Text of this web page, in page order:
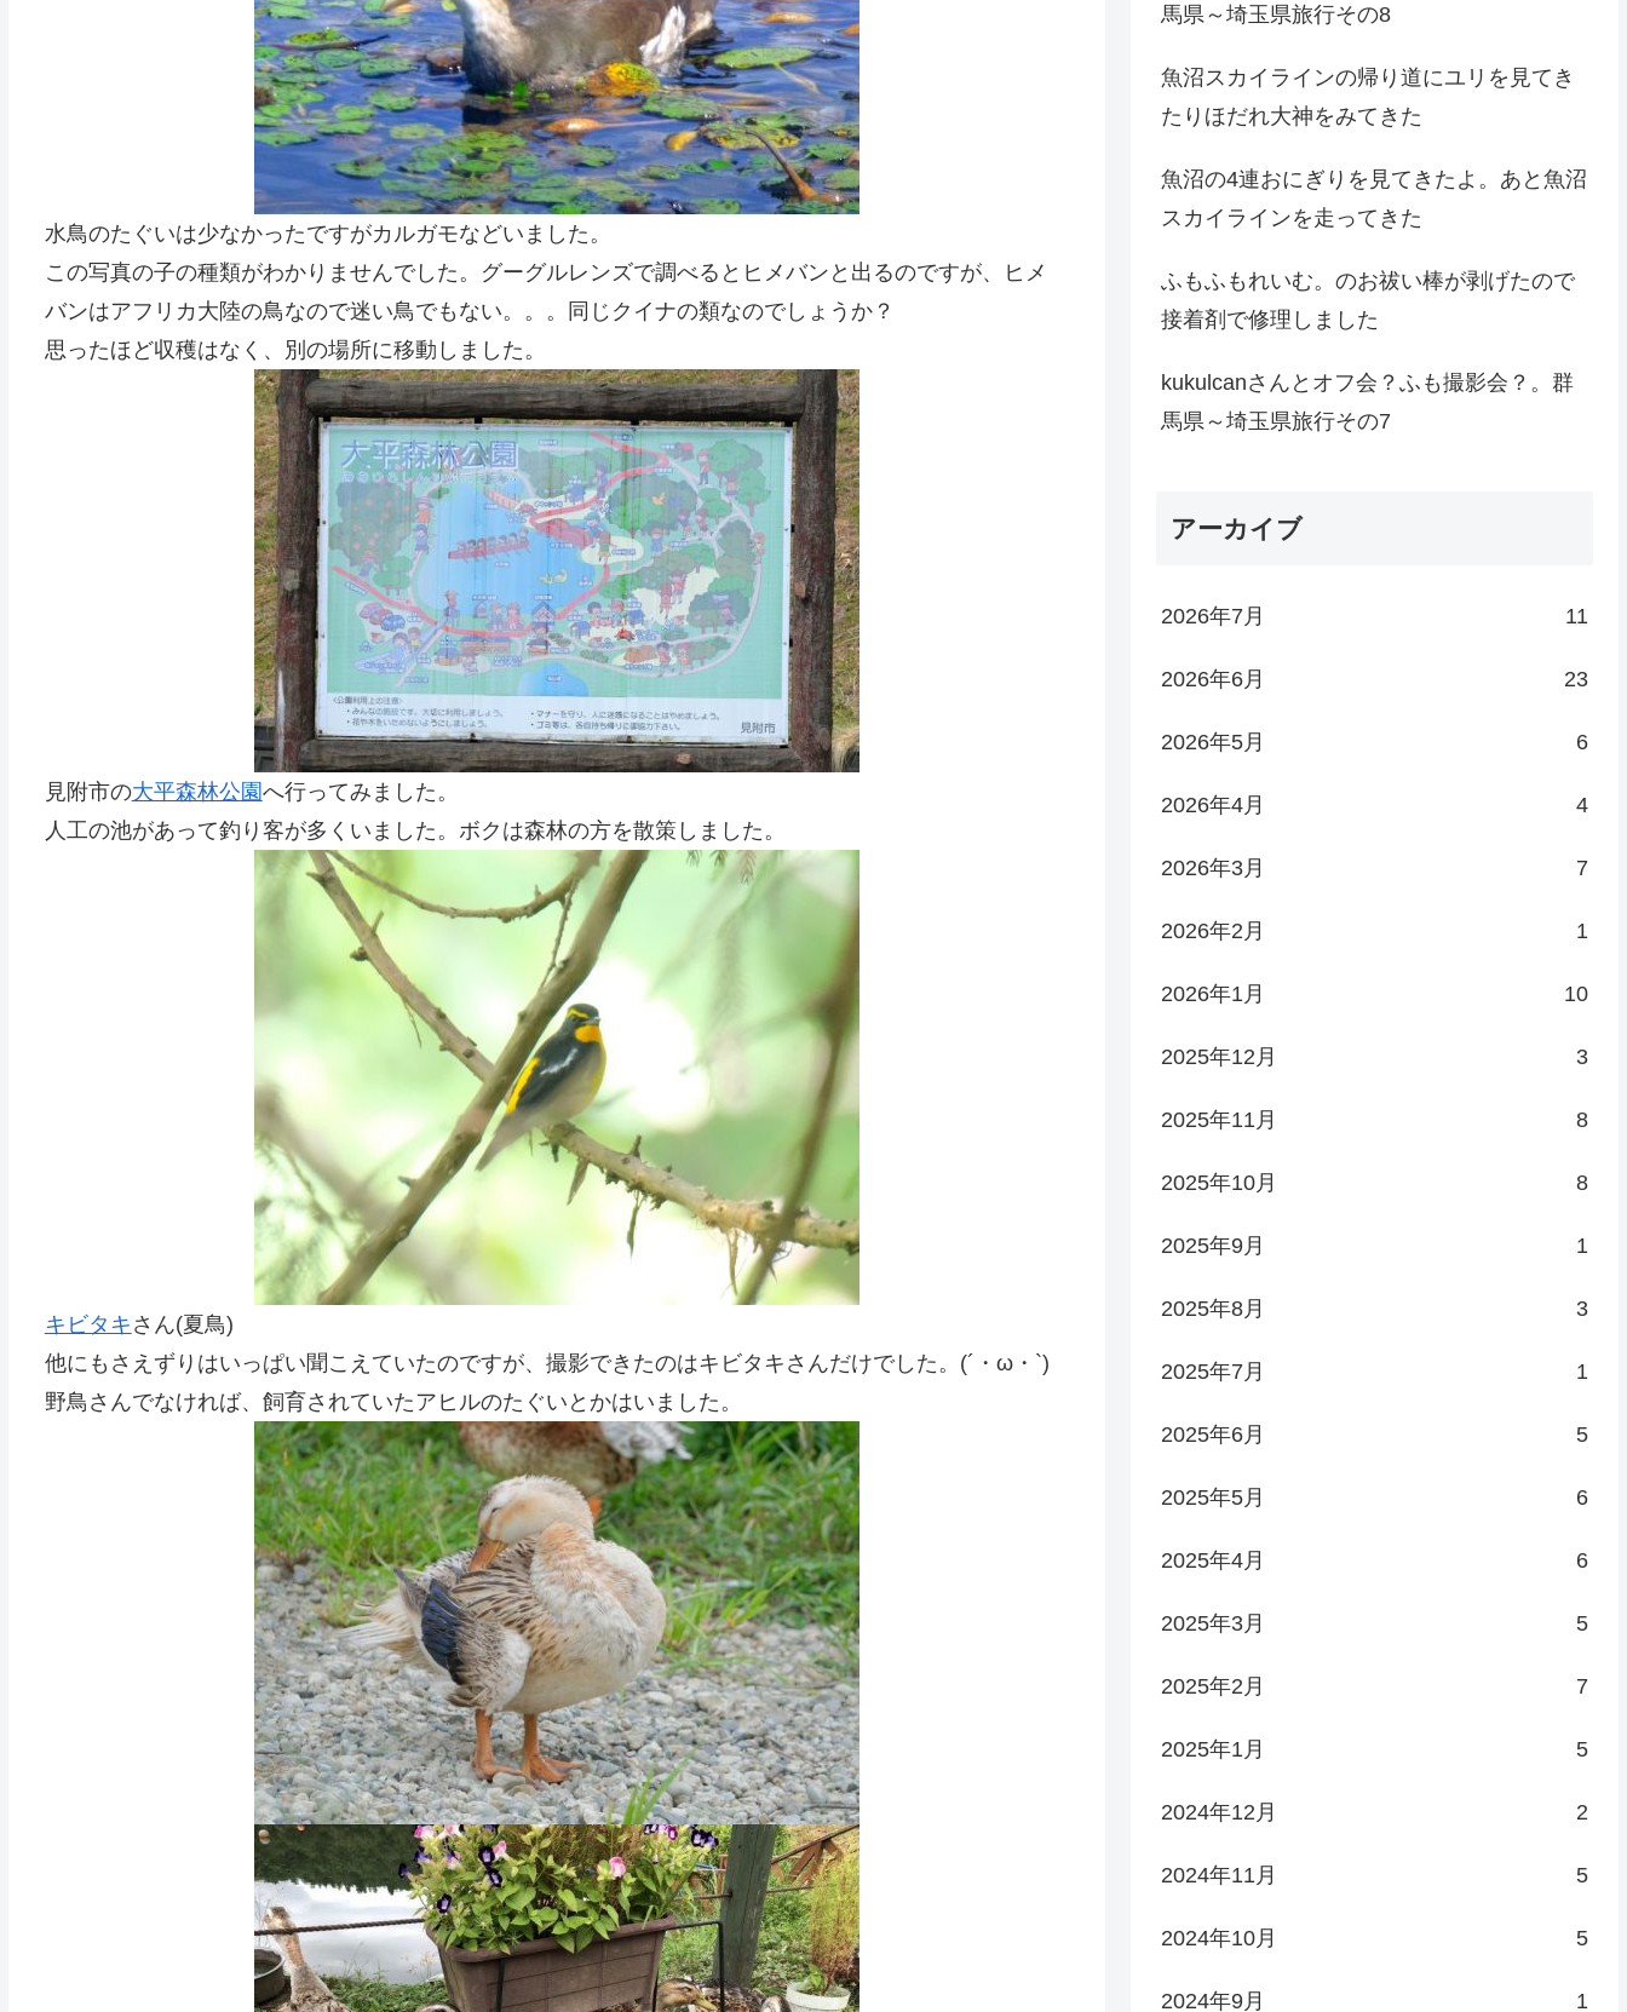
水鳥のたぐいは少なかったですがカルガモなどいました。
この写真の子の種類がわかりませんでした。グーグルレンズで調べるとヒメバンと出るのですが、ヒメ
バンはアフリカ大陸の鳥なので迷い鳥でもない。。。同じクイナの類なのでしょうか？
思ったほど収穫はなく、別の場所に移動しました。
見附市の大平森林公園へ行ってみました。
人工の池があって釣り客が多くいました。ボクは森林の方を散策しました。
キビタキ さん(夏鳥)
他にもさえずりはいっぱい聞こえていたのですが、撮影できたのはキビタキさんだけでした。(´・ω・`)
野鳥さんでなければ、飼育されていたアヒルのたぐいとかはいました。
馬県～埼玉県旅行その8
魚沼スカイラインの帰り道にユリを見てき
たりほだれ大神をみてきた
魚沼の4連おにぎりを見てきたよ。あと魚沼
スカイラインを走ってきた
ふもふもれいむ。のお祓い棒が剥げたので
接着剤で修理しました
kukulcanさんとオフ会？ふも撮影会？。群
馬県～埼玉県旅行その7
アーカイブ
2026年7月 11
2026年6月 23
2026年5月 6
2026年4月 4
2026年3月 7
2026年2月 1
2026年1月 10
2025年12月 3
2025年11月 8
2025年10月 8
2025年9月 1
2025年8月 3
2025年7月 1
2025年6月 5
2025年5月 6
2025年4月 6
2025年3月 5
2025年2月 7
2025年1月 5
2024年12月 2
2024年11月 5
2024年10月 5
2024年9月 1